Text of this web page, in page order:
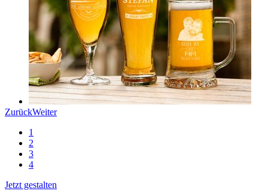
ZurückWeiter
1
2
3
4
Jetzt gestalten